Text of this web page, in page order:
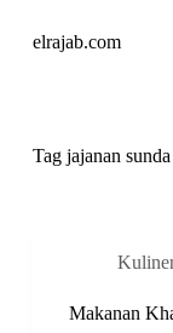
kelrajab.com
Tagjajanan sunda
Makanan